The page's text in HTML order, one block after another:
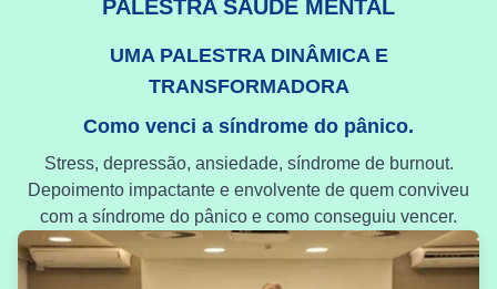
PALESTRA SAÚDE MENTAL
UMA PALESTRA DINÂMICA E
TRANSFORMADORA
Como venci a síndrome do pânico.
Stress, depressão, ansiedade, síndrome de burnout.
Depoimento impactante e envolvente de quem conviveu
com a síndrome do pânico e como conseguiu vencer.